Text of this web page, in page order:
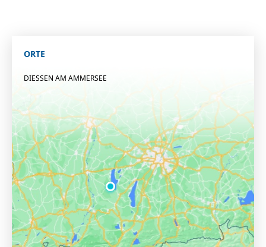
ORTE
DIESSEN AM AMMERSEE